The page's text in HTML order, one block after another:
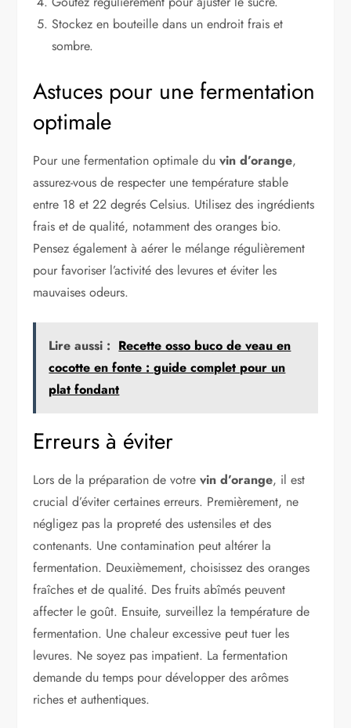
Stockez en bouteille dans un endroit frais et
sombre.
Astuces pour une fermentation
optimale
Pour une fermentation optimale duvin d’orange,
assurez-vous de respecter une température stable
entre 18 et 22 degrés Celsius. Utilisez des ingrédients
frais et de qualité, notamment des oranges bio.
Pensez également à aérer le mélange régulièrement
pour favoriser l’activité des levures et éviter les
mauvaises odeurs.
Lire aussi : Recette osso buco de veau en
cocotte en fonte : guide complet pour un
plat fondant
Erreurs à éviter
Lors de la préparation de votrevin d’orange, il est
crucial d’éviter certaines erreurs. Premièrement, ne
négligez pas la propreté des ustensiles et des
contenants. Une contamination peut altérer la
fermentation. Deuxièmement, choisissez des oranges
fraîches et de qualité. Des fruits abîmés peuvent
affecter le goût. Ensuite, surveillez la température de
fermentation. Une chaleur excessive peut tuer les
levures. Ne soyez pas impatient. La fermentation
demande du temps pour développer des arômes
riches et authentiques.